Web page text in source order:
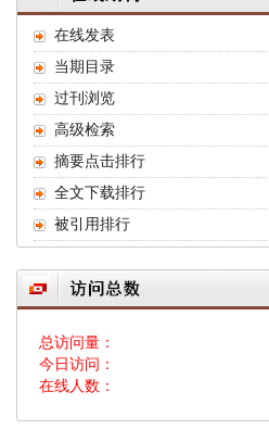
在线发表
当期目录
过刊浏览
高级检索
摘要点击排行
全文下载排行
被引用排行
总访问量：
今日访问：
在线人数：